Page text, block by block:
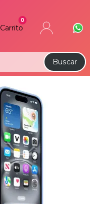
Carrito
0
Buscar